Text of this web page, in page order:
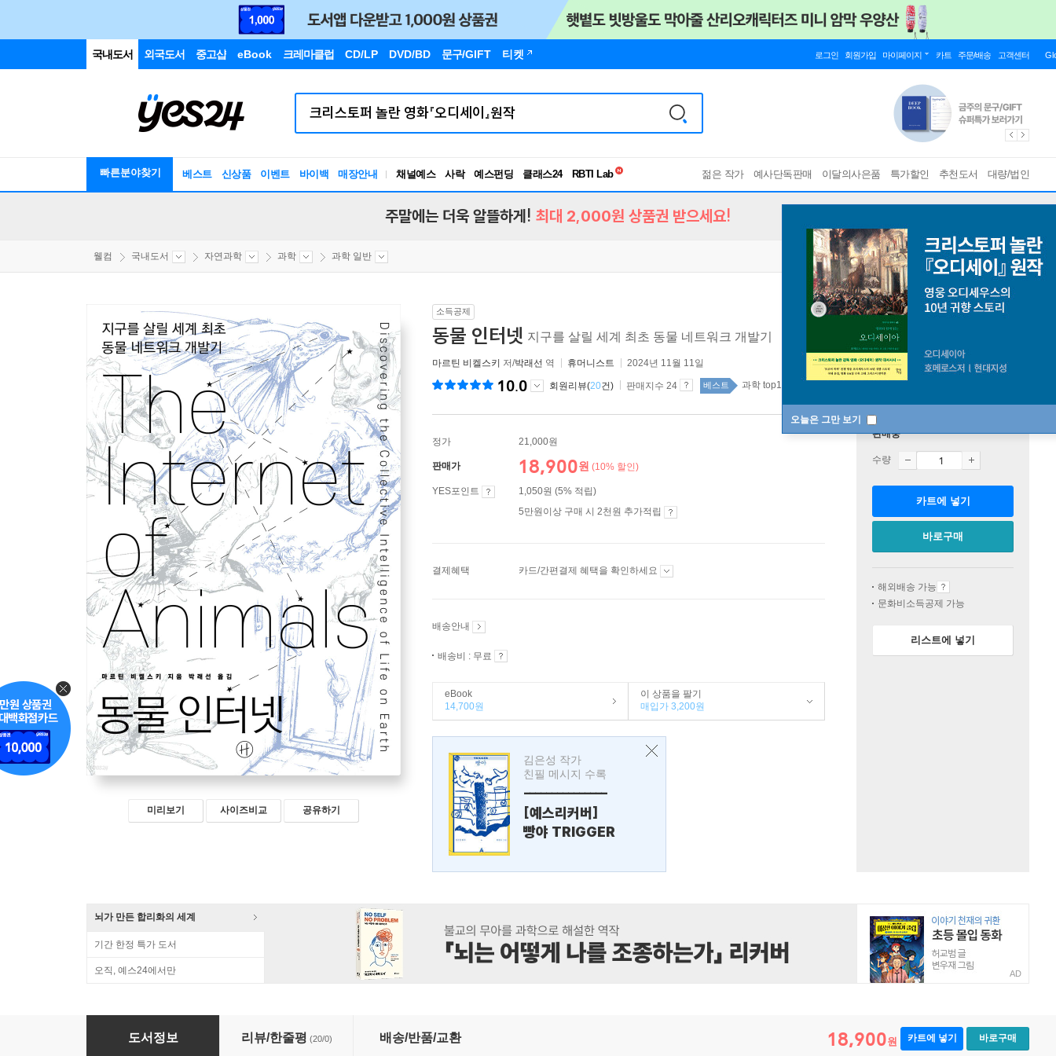
국내도서 외국도서 중고샵 eBook 크레마클럽 CD/LP DVD/BD 문구/GIFT 티켓 로그인 회원가입 마이페이지 카트 주문/배송 고객센터
빠른분야찾기 베스트 신상품 이벤트 바이백 매장안내 채널예스 사락 예스펀딩 클래스24
독서유형검사
젊은 작가 예사단독판매 이달의사은품 특가할인 추천도서 대량/법인
오늘은 그만 보기
주말에는 더욱 알뜰하게! 최대 2,000원 상품권 받으세요!
웰컴 국내도서 자연과학 과학 과학 일반
미리보기 사이즈비교 공유하기
소득공제
동물 인터넷 지구를 살릴 세계 최초 동물 네트워크 개발기
마르틴 비켈스키 저/박래선 역 휴머니스트 2024년 11월 11일
10.0 회원리뷰(20건) 판매지수 24 베스트 과학 top100 3주
정가 21,000원
판매가 18,900원 (10% 할인)
YES포인트
1,050원 (5% 적립)
5만원이상 구매 시 2천원 추가적립
결제혜택 카드/간편결제 혜택을 확인하세요
배송안내
배송비 : 무료
eBook
14,700원
이 상품을 팔기
매입가 3,200원
김은성 작가
친필 메시지 수록
---------------
[예스리커버]
빵야 TRIGGER
판매중
수량
카트에 넣기
바로구매
해외배송 가능
문화비소득공제 가능
리스트에 넣기
뇌가 만든 합리화의 세계
기간 한정 특가 도서
오직, 예스24에서만 AD
동물 인터넷
도서정보 리뷰/한줄평 (20/0) 배송/반품/교환 18,900원 카트에 넣기 바로구매